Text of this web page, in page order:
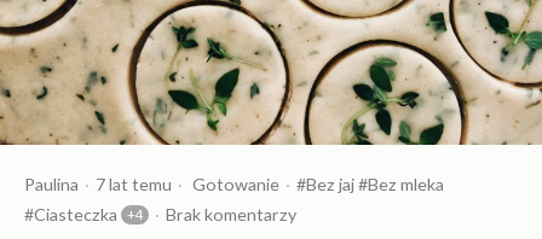
Opublikowany
przez
Paulina 7 lat temu
Opublikowany
w
Gotowanie Tagi:
Bez jaj
Bez mleka
Ciasteczka
Brak komentarzy